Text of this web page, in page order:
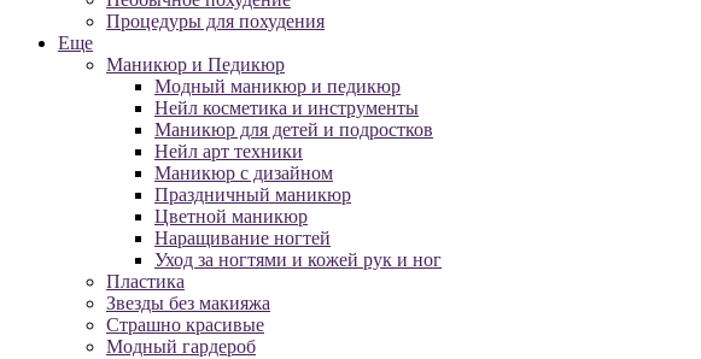
Процедуры для похудения
Еще
Маникюр и Педикюр
Модный маникюр и педикюр
Нейл косметика и инструменты
Маникюр для детей и подростков
Нейл арт техники
Маникюр с дизайном
Праздничный маникюр
Цветной маникюр
Наращивание ногтей
Уход за ногтями и кожей рук и ног
Пластика
Звезды без макияжа
Страшно красивые
Модный гардероб